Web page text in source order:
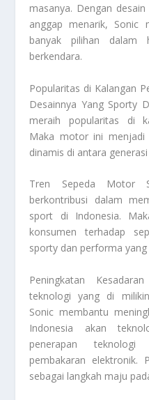
masanya. Dengan
anggap menarik, Sonic
banyak pilihan dalam
berkendara.
Popularitas di Kalangan
Desainnya Yang Sporty
meraih popularitas di
Maka motor ini
dinamis di antara
Tren Sepeda Motor
berkontribusi dalam
sport di Indonesia.
konsumen terhadap
sporty dan performa yang
Peningkatan
teknologi yang di
Sonic membantu
Indonesia akan
penerapan
pembakaran elektronik.
sebagai langkah maju